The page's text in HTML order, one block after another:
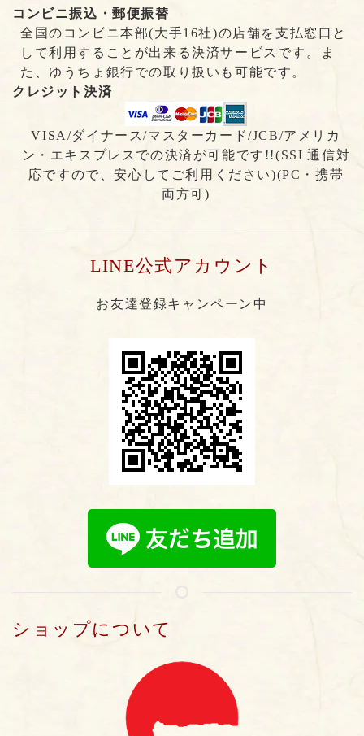
コンビニ振込・郵便振替
全国のコンビニ本部(大手16社)の店舗を支払窓口と
して利用することが出来る決済サービスです。ま
た、ゆうちょ銀行での取り扱いも可能です。
クレジット決済
VISA/ダイナース/マスターカード/JCB/アメリカ
ン・エキスプレスでの決済が可能です!!(SSL通信対
応ですので、安心してご利用ください)(PC・携帯
両方可)
LINE公式アカウント
お友達登録キャンペーン中
ショップについて